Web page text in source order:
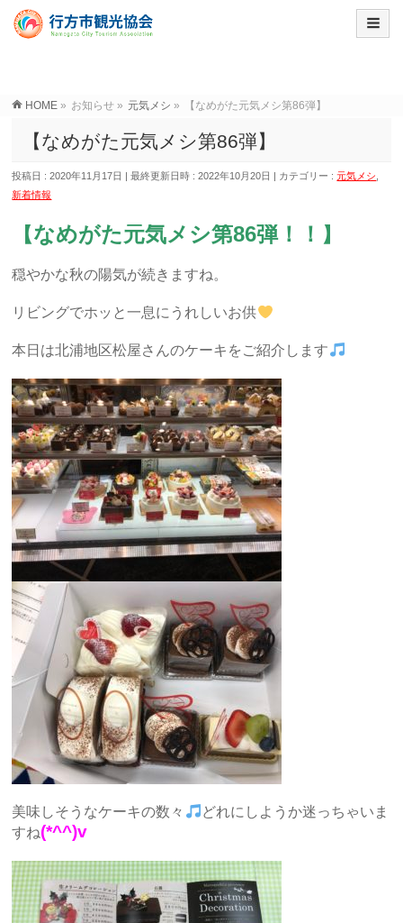
HOME » お知らせ » 元気メシ » 【なめがた元気メシ第86弾】
【なめがた元気メシ第86弾】
投稿日 : 2020年11月17日 最終更新日時 : 2022年10月20日 カテゴリー :元気メシ
新着情報
【なめがた元気メシ第86弾！！】
穏やかな秋の陽気が続きますね。
リビングでホッと一息にうれしいお供
本日は北浦地区松屋さんのケーキをご紹介します
美味しそうなケーキの数々
どれにしようか迷っちゃいま
すね(*^^)v